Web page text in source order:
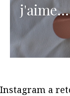
j'aime...
Instagram a